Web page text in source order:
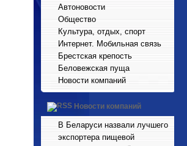
Автоновости
Общество
Культура, отдых, спорт
Интернет. Мобильная связь
Брестская крепость
Беловежская пуща
Новости компаний
Новости компаний
В Беларуси назвали лучшего
экспортера пищевой